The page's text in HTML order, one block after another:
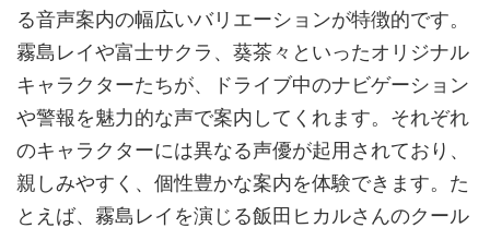
る音声案内の幅広いバリエーションが特徴的です。
霧島レイや富士サクラ、葵茶々といったオリジナル
キャラクターたちが、ドライブ中のナビゲーション
や警報を魅力的な声で案内してくれます。それぞれ
のキャラクターには異なる声優が起用されており、
親しみやすく、個性豊かな案内を体験できます。た
とえば、霧島レイを演じる飯田ヒカルさんのクール